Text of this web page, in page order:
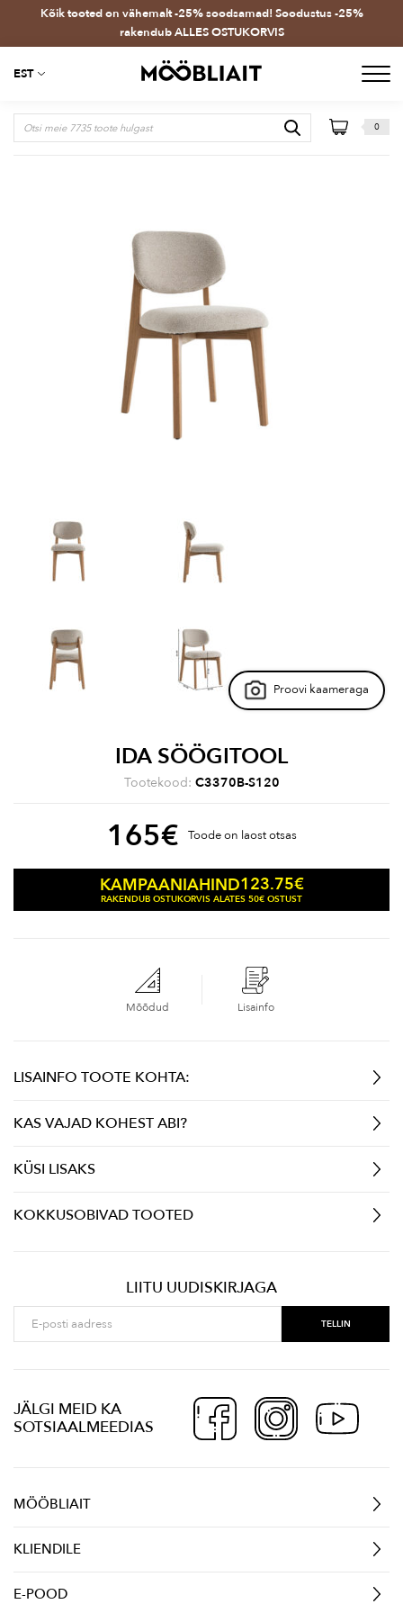
Kõik tooted on vähemalt -25% soodsamad! Soodustus -25%
rakendub ALLES OSTUKORVIS
EST
0
Proovi kaameraga
IDA SÖÖGITOOL
Tootekood: C3370B-S120
165€ Toode on laost otsas
KAMPAANIAHIND123.75€
RAKENDUB OSTUKORVIS ALATES 50€ OSTUST
Mõõdud Lisainfo
LISAINFO TOOTE KOHTA:
KAS VAJAD KOHEST ABI?
KÜSI LISAKS
KOKKUSOBIVAD TOOTED
LIITU UUDISKIRJAGA
JÄLGI MEID KA
SOTSIAALMEEDIAS
MÖÖBLIAIT
KLIENDILE
E-POOD